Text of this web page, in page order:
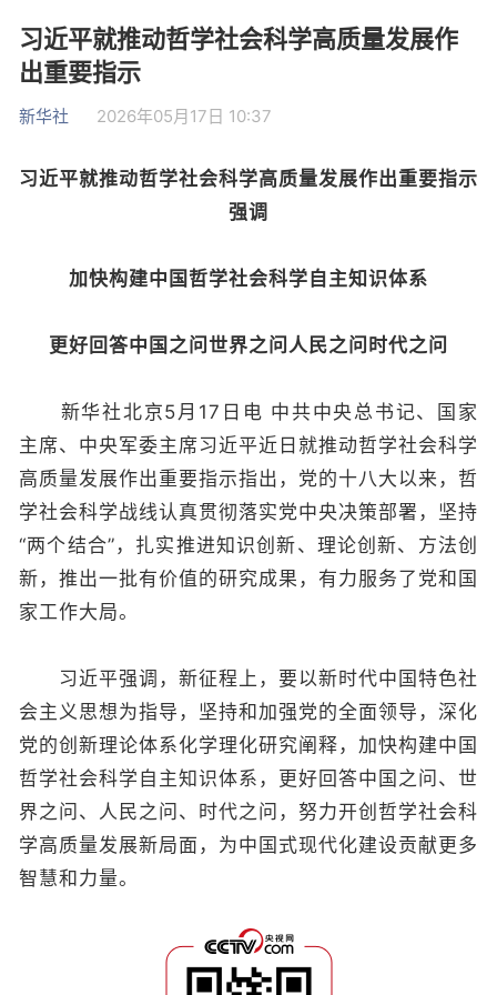
习近平就推动哲学社会科学高质量发展作
出重要指示
新华社 2026年05月17日 10:37
习近平就推动哲学社会科学高质量发展作出重要指示
强调
加快构建中国哲学社会科学自主知识体系
更好回答中国之问世界之问人民之问时代之问
新华社北京5月17日电 中共中央总书记、国家
主席、中央军委主席习近平近日就推动哲学社会科学
高质量发展作出重要指示指出，党的十八大以来，哲
学社会科学战线认真贯彻落实党中央决策部署，坚持
“两个结合”，扎实推进知识创新、理论创新、方法创
新，推出一批有价值的研究成果，有力服务了党和国
家工作大局。
习近平强调，新征程上，要以新时代中国特色社
会主义思想为指导，坚持和加强党的全面领导，深化
党的创新理论体系化学理化研究阐释，加快构建中国
哲学社会科学自主知识体系，更好回答中国之问、世
界之问、人民之问、时代之问，努力开创哲学社会科
学高质量发展新局面，为中国式现代化建设贡献更多
智慧和力量。